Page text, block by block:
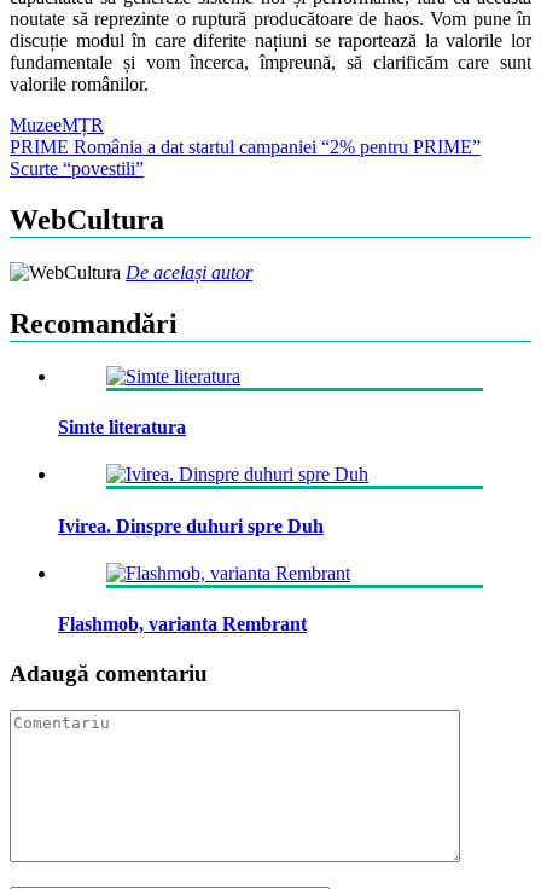
noutate să reprezinte o ruptură producătoare de haos. Vom pune în
discuție modul în care diferite națiuni se raportează la valorile lor
fundamentale și vom încerca, împreună, să clarificăm care sunt
valorile românilor.
MuzeeMȚR
Post
navigation
PRIME România a dat startul campaniei “2% pentru PRIME”
Scurte “povestili”
WebCultura
De același autor
Recomandări
Simte literatura
Ivirea. Dinspre duhuri spre Duh
Flashmob, varianta Rembrant
Adaugă comentariu